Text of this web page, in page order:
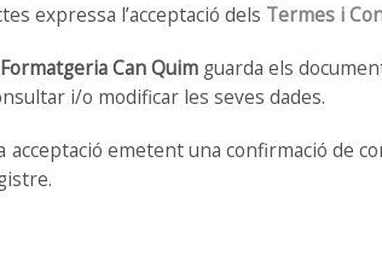
expressa l’acceptació dels Termes i
Formatgeria Can Quim guarda els
i/o modificar les seves dades.
emetent una confirmació de